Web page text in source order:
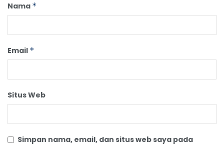
Nama *
Email *
Situs Web
Simpan nama, email, dan situs web saya pada